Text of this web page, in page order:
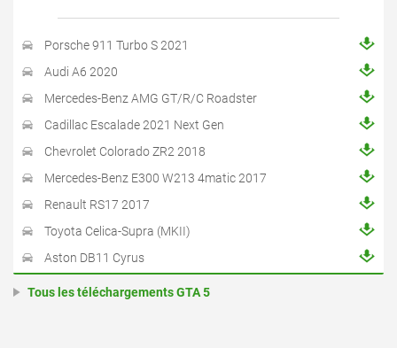
Porsche 911 Turbo S 2021
Audi A6 2020
Mercedes-Benz AMG GT/R/C Roadster
Cadillac Escalade 2021 Next Gen
Chevrolet Colorado ZR2 2018
Mercedes-Benz E300 W213 4matic 2017
Renault RS17 2017
Toyota Celica-Supra (MKII)
Aston DB11 Cyrus
Tous les téléchargements GTA 5